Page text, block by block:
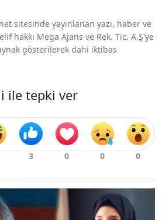
sitesinde yayınlanan yazı, haber ve
hakkı Mega Ajans ve Rek. Tic. A.Ş'ye
gösterilerek dahi iktibas
ile tepki ver